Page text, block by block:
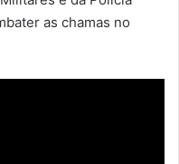
as chamas no